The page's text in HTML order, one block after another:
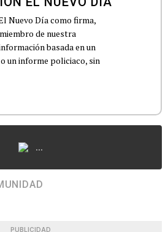
Nuevo Día como firma,
de nuestra
basada en un
un informe policiaco, sin
...
PUBLICIDAD